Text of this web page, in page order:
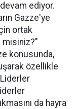
ediyor.
Gazze'ye
ortak
misiniz?"
konusunda,
özellikle
da hayra